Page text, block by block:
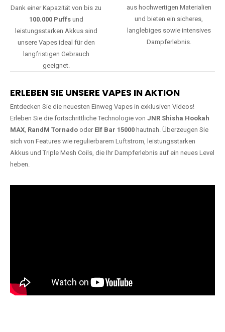
Dank einer Kapazität von bis zu
100.000 Puffsund
leistungsstarken Akkus sind
unsere Vapes ideal für den
langfristigen Gebrauch
geeignet.
aus hochwertigen Materialien
und bieten ein sicheres,
langlebiges sowie intensives
Dampferlebnis.
ERLEBEN SIE UNSERE VAPES IN AKTION
Entdecken Sie die neuesten Einweg Vapes in exklusiven Videos!
Erleben Sie die fortschrittliche Technologie von JNR Shisha Hookah
MAX, RandM Tornado oder Elf Bar 15000 hautnah. Überzeugen Sie
sich von Features wie regulierbarem Luftstrom, leistungsstarken
Akkus und Triple Mesh Coils, die Ihr Dampferlebnis auf ein neues Level
heben.